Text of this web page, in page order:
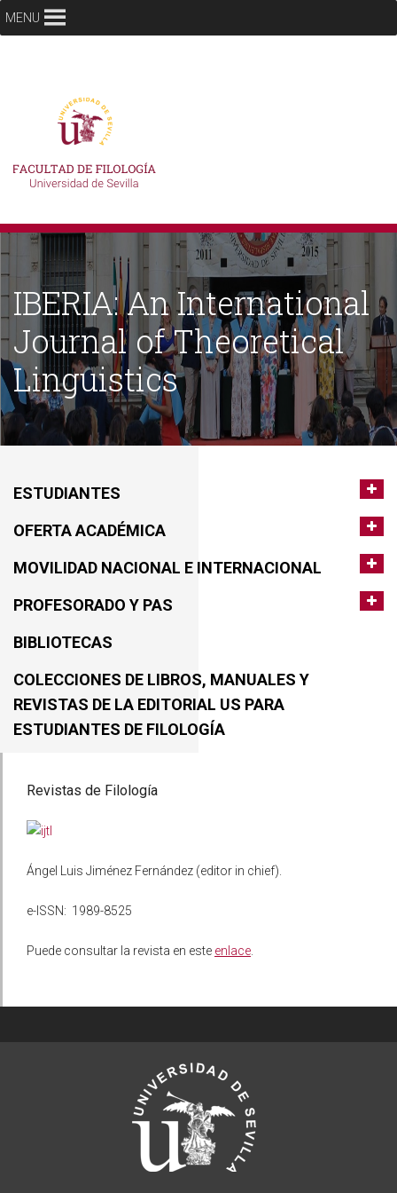
MENU
IBERIA: An International
Journal of Theoretical
Linguistics
ESTUDIANTES
OFERTA ACADÉMICA
MOVILIDAD NACIONAL E INTERNACIONAL
PROFESORADO Y PAS
BIBLIOTECAS
COLECCIONES DE LIBROS, MANUALES Y
REVISTAS DE LA EDITORIAL US PARA
ESTUDIANTES DE FILOLOGÍA
Revistas de Filología
Ángel Luis Jiménez Fernández (editor in chief).
e-ISSN: 1989-8525
Puede consultar la revista en este enlace